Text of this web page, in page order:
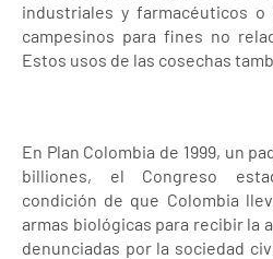
industriales y farmacéuticos
campesinos para fines no
Estos usos de las cosechas
En Plan Colombia de 1999, un
billiones, el Congreso
condición de que Colombia
armas biológicas para recibir la
denunciadas por la sociedad